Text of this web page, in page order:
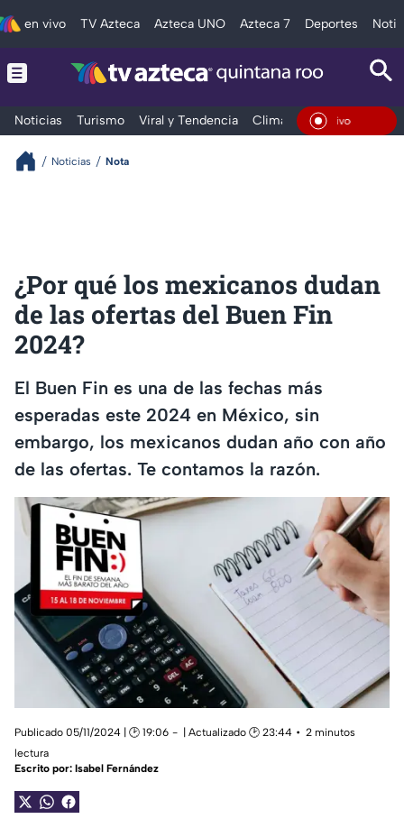
en vivo TV Azteca Azteca UNO Azteca 7 Deportes
Noticias Turismo Viral y Tendencia Clima Tráfico En
Noticias Nota
¿Por qué los mexicanos dudan
de las ofertas del Buen Fin
2024?
El Buen Fin es una de las fechas más
esperadas este 2024 en México, sin
embargo, los mexicanos dudan año con año
de las ofertas. Te contamos la razón.
Publicado 05/11/2024 | 🕑 19:06 | Actualizado 🕑 23:44
2 minutos
lectura
Escrito por: Isabel Fernández